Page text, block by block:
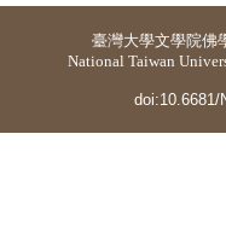
臺灣大學文學院佛
National Taiwan
doi:10.6681/